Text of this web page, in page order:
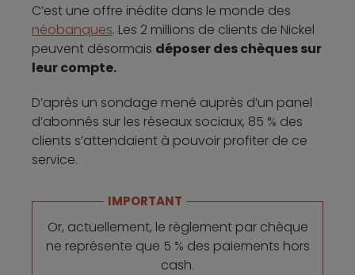
C’est une offre inédite dans le monde des
néobanques. Les 2 millions de clients de Nickel
peuvent désormais déposer des chèques sur
leur compte.
D’après un sondage mené auprès d’un panel
d’abonnés sur les réseaux sociaux, 85 % des
clients s’attendaient à pouvoir profiter de ce
service.
IMPORTANT
Or, actuellement, le règlement par chèque
ne représente que 5 % des paiements hors
cash.